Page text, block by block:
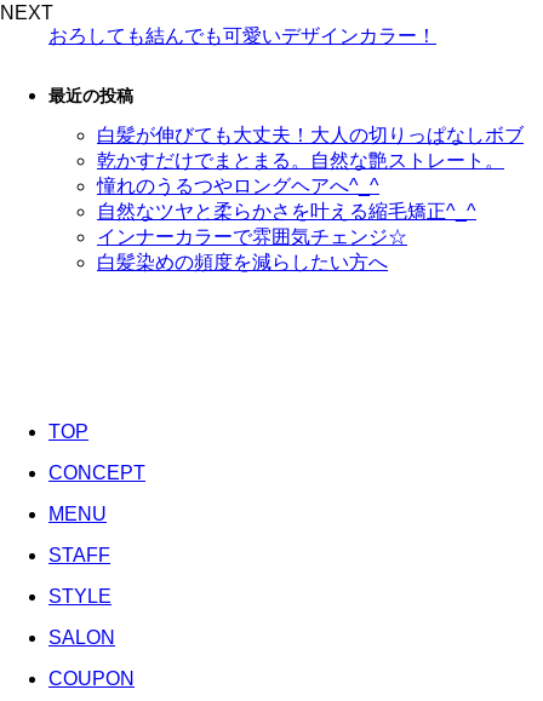
NEXT
おろしても結んでも可愛いデザインカラー！
最近の投稿
白髪が伸びても大丈夫！大人の切りっぱなしボブ
乾かすだけでまとまる。自然な艶ストレート。
憧れのうるつやロングヘアへ^_^
自然なツヤと柔らかさを叶える縮毛矯正^_^
インナーカラーで雰囲気チェンジ☆
白髪染めの頻度を減らしたい方へ
TOP
CONCEPT
MENU
STAFF
STYLE
SALON
COUPON